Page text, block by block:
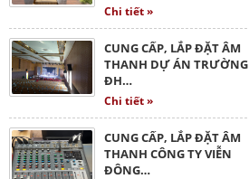
Chi tiết »
CUNG CẤP, LẮP ĐẶT ÂM
THANH DỰ ÁN TRƯỜNG
ĐH…
Chi tiết »
CUNG CẤP, LẮP ĐẶT ÂM
THANH CÔNG TY VIỄN
ĐÔNG…